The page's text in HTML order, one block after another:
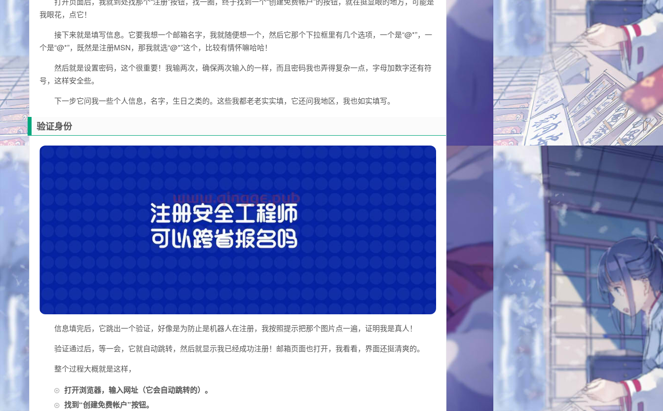
我眼花，点它！
接下来就是填写信息。它要我想一个邮箱名字，我就随便想一个，然后它那个下拉框里有几个选项，一个是“@*”，一
个是“@*”，既然是注册MSN，那我就选“@*”这个，比较有情怀嘛哈哈！
然后就是设置密码，这个很重要！我输两次，确保两次输入的一样，而且密码我也弄得复杂一点，字母加数字还有符
号，这样安全些。
下一步它问我一些个人信息，名字，生日之类的。这些我都老老实实填，它还问我地区，我也如实填写。
验证身份
信息填完后，它跳出一个验证，好像是为防止是机器人在注册，我按照提示把那个图片点一遍，证明我是真人！
验证通过后，等一会，它就自动跳转，然后就显示我已经成功注册！邮箱页面也打开，我看看，界面还挺清爽的。
整个过程大概就是这样，
打开浏览器，输入网址（它会自动跳转的）。
找到“创建免费帐户”按钮。